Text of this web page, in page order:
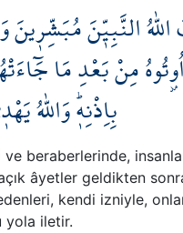
النَّبِيّ۪نَ
مِنْ بَعْدِ مَا
بِاِذْنِه۪ۜ
beraberlerinde,
âyetler geldikten
kendi izniyle,
yola iletir.